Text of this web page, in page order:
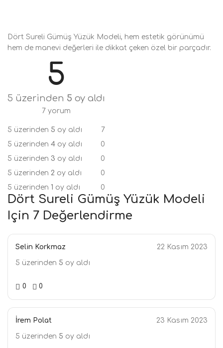
Dört Sureli Gümüş Yüzük Modeli, hem estetik görünümü
hem de manevi değerleri ile dikkat çeken özel bir parçadır.
5
5 üzerinden 5 oy aldı
7 yorum
5 üzerinden 5 oy aldı
7
5 üzerinden 4 oy aldı
0
5 üzerinden 3 oy aldı
0
5 üzerinden 2 oy aldı
0
5 üzerinden 1 oy aldı 0
Dört Sureli Gümüş Yüzük Modeli
Için 7 Değerlendirme
Selin Korkmaz 22 Kasım 2023
5 üzerinden 5 oy aldı
0 0
İrem Polat 23 Kasım 2023
5 üzerinden 5 oy aldı